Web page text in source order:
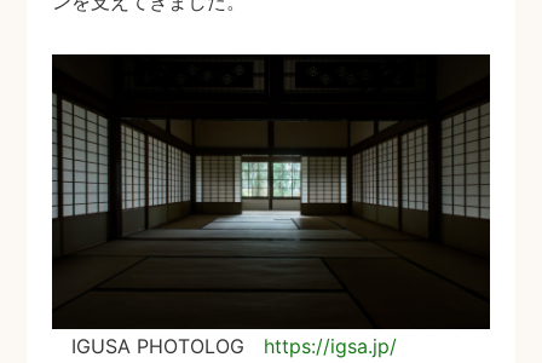
IGUSA PHOTOLOG https://igsa.jp/